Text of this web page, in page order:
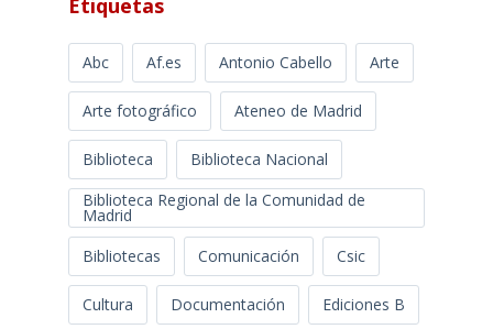
Etiquetas
Abc Af.es Antonio Cabello Arte
Arte fotográfico Ateneo de Madrid
Biblioteca
Biblioteca Nacional
Biblioteca Regional de la Comunidad de
Madrid
Bibliotecas
Comunicación Csic
Cultura Documentación Ediciones B